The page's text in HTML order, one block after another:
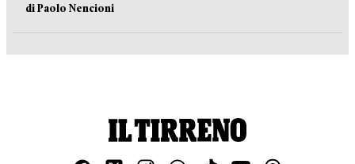
di Paolo Nencioni